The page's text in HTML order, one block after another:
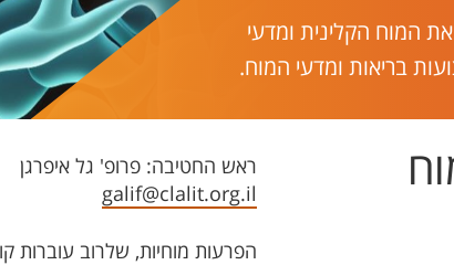
המוח הקלינית ומדעי
בריאות ומדעי המוח.
ראש החטיבה: פרופ' גל איפרגן
galif@clalit.org.il
הפרעות מוחיות, שלרוב עוברות